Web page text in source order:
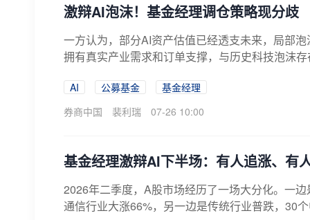
激辩AI泡沫！基金经理调仓策略现分歧
一方认为，部分AI资产估值已经透支未来，局部
拥有真实产业需求和订单支撑，与历史科技泡沫
AI 公募基金
基金经理
券商中国
裴利瑞 07-26 10:00
基金经理激辩AI下半场：有人追涨、有
2026年二季度，A股市场经历了一场大分化。一
通信行业大涨66%，另一边是传统行业普跌，30